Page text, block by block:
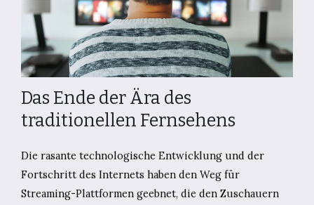
Das Ende der Ära des
traditionellen Fernsehens
Die rasante technologische Entwicklung und der
Fortschritt des Internets haben den Weg für
Streaming-Plattformen geebnet, die den Zuschauern